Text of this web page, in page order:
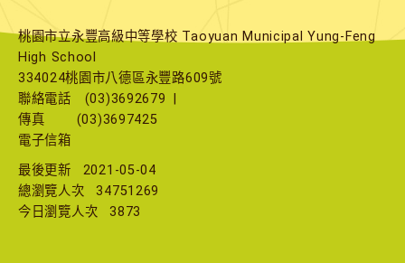
桃園市立永豐高級中等學校 Taoyuan Municipal Yung-Feng
High School
334024桃園市八德區永豐路609號
聯絡電話
(03)3692679
傳真
(03)3697425
電子信箱
最後更新
2021-05-04
總瀏覽人次
34751269
今日瀏覽人次
3873